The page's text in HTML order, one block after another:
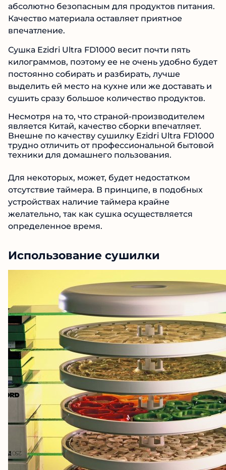
абсолютно безопасным для продуктов питания.
Качество материала оставляет приятное
впечатление.
Сушка Ezidri Ultra FD1000 весит почти пять
килограммов, поэтому ее не очень удобно будет
постоянно собирать и разбирать, лучше
выделить ей место на кухне или же доставать и
сушить сразу большое количество продуктов.
Несмотря на то, что страной-производителем
является Китай, качество сборки впечатляет.
Внешне по качеству сушилку Ezidri Ultra FD1000
трудно отличить от профессиональной бытовой
техники для домашнего пользования.
Для некоторых, может, будет недостатком
отсутствие таймера. В принципе, в подобных
устройствах наличие таймера крайне
желательно, так как сушка осуществляется
определенное время.
Использование сушилки